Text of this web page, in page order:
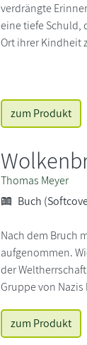
verdrängte
eine tiefe Schuld,
Ort ihrer Kindheit
zum Produkt
Thomas Meyer
Buch
Nach dem Bruch
aufgenommen.
der
Gruppe von
zum Produkt